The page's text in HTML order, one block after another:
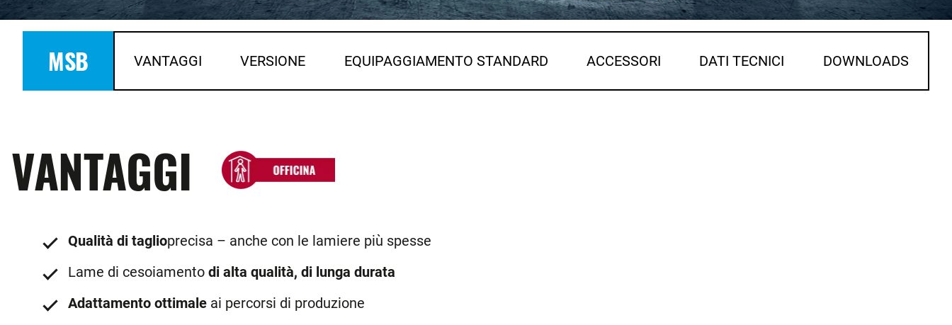
MSB VANTAGGI VERSIONE EQUIPAGGIAMENTO STANDARD ACCESSORI DATI TECNICI DOWNLOADS
VANTAGGI
Qualità di taglioprecisa – anche con le lamiere più spesse
Lame di cesoiamento di alta qualità, di lunga durata
Adattamento ottimale ai percorsi di produzione